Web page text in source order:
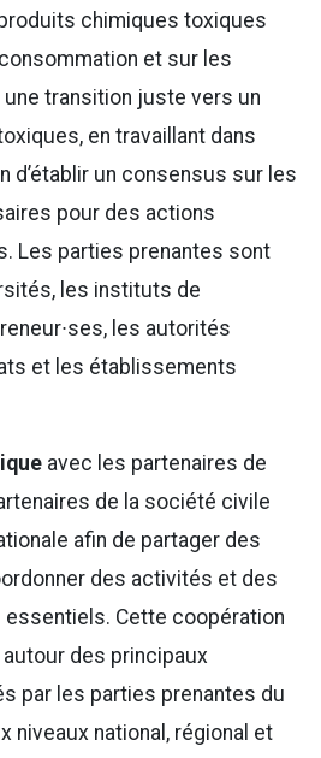
chimiques toxiques
et sur les
une transition juste vers un
en travaillant dans
d’établir un consensus sur les
pour des actions
Les parties prenantes sont
les instituts de
les autorités
et les établissements
avec les partenaires de
de la société civile
afin de partager des
des activités et des
Cette coopération
des principaux
par les parties prenantes du
niveaux national, régional et